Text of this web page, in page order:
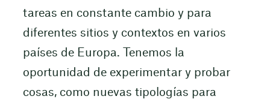
tareas en constante cambio y para
diferentes sitios y contextos en varios
países de Europa. Tenemos la
oportunidad de experimentar y probar
cosas, como nuevas tipologías para